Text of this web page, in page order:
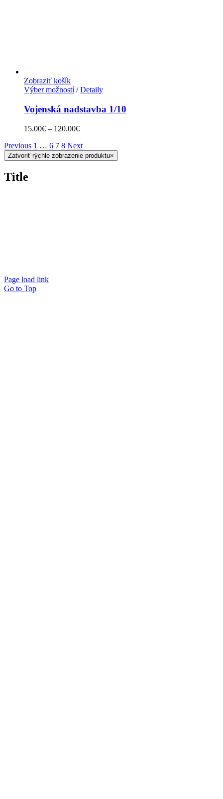
Zobraziť košík
Výber možností/ Detaily
Vojenská nadstavba 1/10
15.00€ – 120.00€
Previous 1 … 6 7 8 Next
Zatvoriť rýchle zobrazenie produktu×
Title
Page load link
Go to Top